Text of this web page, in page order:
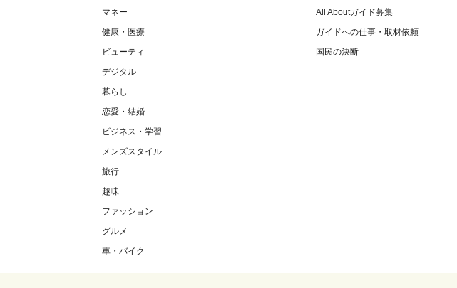
マネー
健康・医療
ビューティ
デジタル
暮らし
恋愛・結婚
ビジネス・学習
メンズスタイル
旅行
趣味
ファッション
グルメ
車・バイク
All Aboutガイド募集
ガイドへの仕事・取材依頼
国民の決断